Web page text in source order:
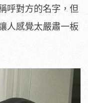
呼對方的名字，但
人感覺太嚴肅一板